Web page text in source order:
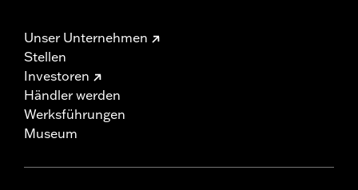
Unser Unternehmen
Stellen
Investoren
Händler werden
Werksführungen
Museum